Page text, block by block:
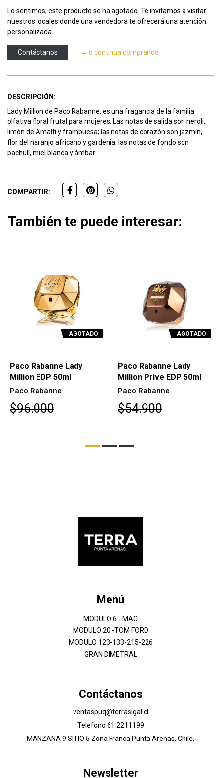
Lo sentimos, este producto se ha agotado. Te invitamos a visitar
nuestros locales donde una vendedora te ofrecerá una atención
personalizada..
Contáctanos ← o continua comprando
DESCRIPCIÓN:
Lady Million de Paco Rabanne, es una fragancia de la familia
olfativa floral frutal para mujeres. Las notas de salida son neroli,
limón de Amalfi y frambuesa; las notas de corazón son jazmín,
flor del naranjo africano y gardenia; las notas de fondo son
pachulí, miel blanca y ámbar.
COMPARTIR:
También te puede interesar:
AGOTADO
Paco Rabanne Lady
Million EDP 50ml
Paco Rabanne
$96.000
AGOTADO
Paco Rabanne Lady
Million Prive EDP 50ml
Paco Rabanne
$54.900
Menú
MODULO 6 - MAC
MODULO 20 -TOM FORD
MODULO 123-133-215-226
GRAN DIMETRAL
Contáctanos
ventaspuq@terrasigal.cl
Telefono 61 2211199
MANZANA 9 SITIO 5 Zona Franca Punta Arenas, Chile,
Newsletter